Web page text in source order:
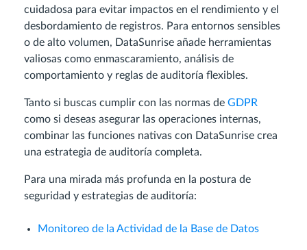
cuidadosa para evitar impactos en el rendimiento y el
desbordamiento de registros. Para entornos sensibles
o de alto volumen, DataSunrise añade herramientas
valiosas como enmascaramiento, análisis de
comportamiento y reglas de auditoría flexibles.
Tanto si buscas cumplir con las normas de GDPR
como si deseas asegurar las operaciones internas,
combinar las funciones nativas con DataSunrise crea
una estrategia de auditoría completa.
Para una mirada más profunda en la postura de
seguridad y estrategias de auditoría:
Monitoreo de la Actividad de la Base de Datos